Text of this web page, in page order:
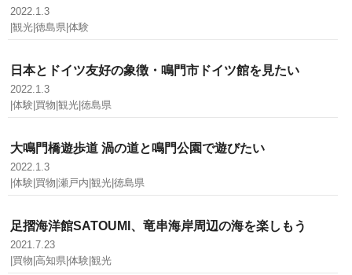
2022.1.3
|観光|徳島県|体験
日本とドイツ友好の象徴・鳴門市ドイツ館を見たい
2022.1.3
|体験|買物|観光|徳島県
大鳴門橋遊歩道 渦の道と鳴門公園で遊びたい
2022.1.3
|体験|買物|瀬戸内|観光|徳島県
足摺海洋館SATOUMI、竜串海岸周辺の海を楽しもう
2021.7.23
|買物|高知県|体験|観光